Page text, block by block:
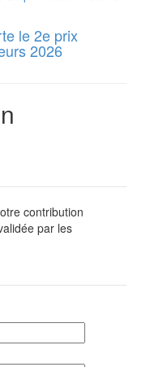
le 2e prix
2026
contribution
par les